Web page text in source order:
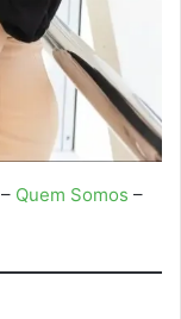
– Quem Somos –